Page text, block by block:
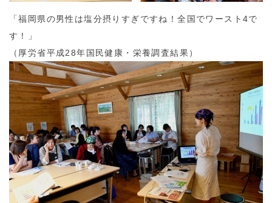
「福岡県の男性は塩分摂りすぎですね！全国でワースト4で
す！」
（厚労省平成28年国民健康・栄養調査結果）